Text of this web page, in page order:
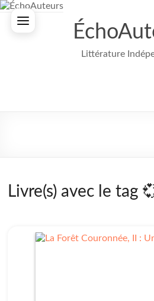
Aller
Littérature
Livre(s) avec le tag